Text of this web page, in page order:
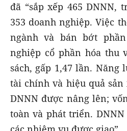
đã “sắp xếp 465 DNNN,
353 doanh nghiệp. Việc
ngành và bán bớt
nghiệp cổ phần hóa thu
sách, gấp 1,47 lần.
tài chính và hiệu quả
DNNN được nâng lên;
toàn và phát triển.